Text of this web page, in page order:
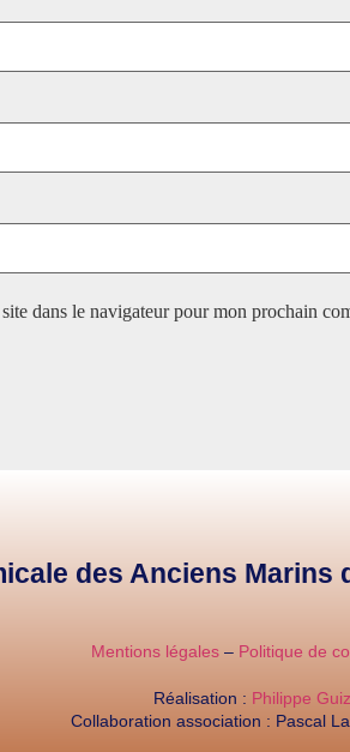
dans le navigateur pour mon prochain
des Anciens Marins
Mentions légales – Politique de
Réalisation : Philippe
Collaboration association : Pascal